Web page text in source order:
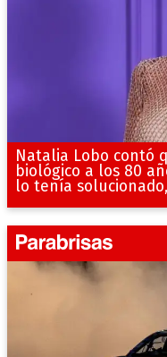
Natalia Lobo contó
biológico a los 80
lo tenía